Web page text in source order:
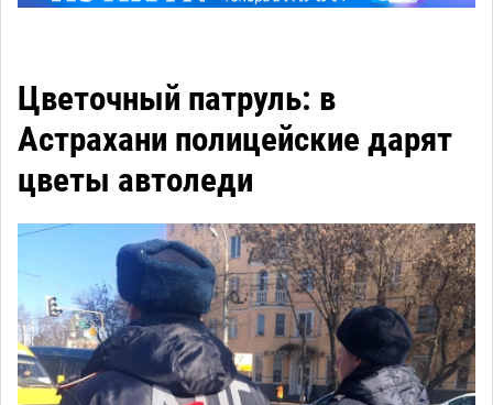
Цветочный патруль: в
Астрахани полицейские дарят
цветы автоледи